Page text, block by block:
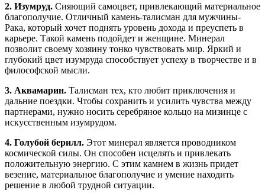
2. Изумруд. Сияющий самоцвет, привлекающий материальное
благополучие. Отличный камень-талисман для мужчины-
Рака, который хочет поднять уровень дохода и преуспеть в
карьере. Такой камень подойдет и женщине. Минерал
позволит своему хозяину тонко чувствовать мир. Яркий и
глубокий цвет изумруда способствует успеху в творчестве и в
философской мысли.
3. Аквамарин. Талисман тех, кто любит приключения и
дальние поездки. Чтобы сохранить и усилить чувства между
партнерами, нужно носить серебряное кольцо на мизинце с
искусственным изумрудом.
4. Голубой берилл. Этот минерал является проводником
космической силы. Он способен исцелять и привлекать
положительную энергию. С этим камнем в жизнь придет
везение, материальное благополучие и умение находить
решение в любой трудной ситуации.